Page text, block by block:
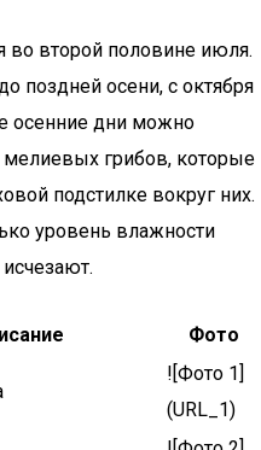
во второй половине июля.
поздней осени, с октября
осенние дни можно
грибов, которые
подстилке вокруг них.
уровень влажности
Фото
![Фото 1]
(URL_1)